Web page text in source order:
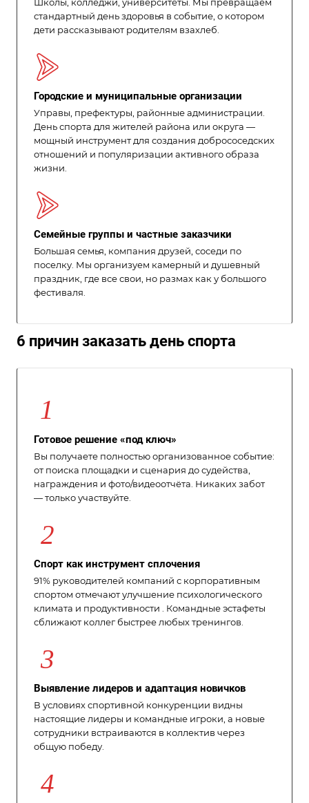
стандартный день здоровья в событие, о котором
дети рассказывают родителям взахлеб.
Городские и муниципальные организации
Управы, префектуры, районные администрации.
День спорта для жителей района или округа —
мощный инструмент для создания добрососедских
отношений и популяризации активного образа
жизни.
Семейные группы и частные заказчики
Большая семья, компания друзей, соседи по
поселку. Мы организуем камерный и душевный
праздник, где все свои, но размах как у большого
фестиваля.
6 причин заказать день спорта
1
Готовое решение «под ключ»
Вы получаете полностью организованное событие:
от поиска площадки и сценария до судейства,
награждения и фото/видеоотчёта. Никаких забот
— только участвуйте.
2
Спорт как инструмент сплочения
91% руководителей компаний с корпоративным
спортом отмечают улучшение психологического
климата и продуктивности . Командные эстафеты
сближают коллег быстрее любых тренингов.
3
Выявление лидеров и адаптация новичков
В условиях спортивной конкуренции видны
настоящие лидеры и командные игроки, а новые
сотрудники встраиваются в коллектив через
общую победу.
4